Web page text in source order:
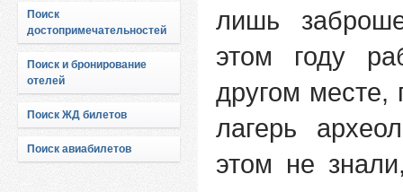
Поиск
достопримечательностей
Поиск и бронирование
отелей
Поиск ЖД билетов
Поиск авиабилетов
лишь
этом году
другом месте,
лагерь
этом не